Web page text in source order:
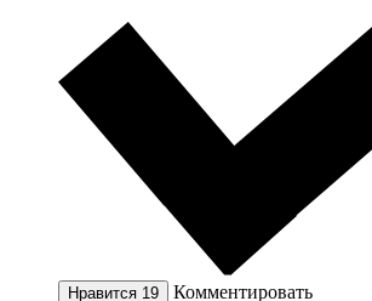
Нравится 19 Комментировать